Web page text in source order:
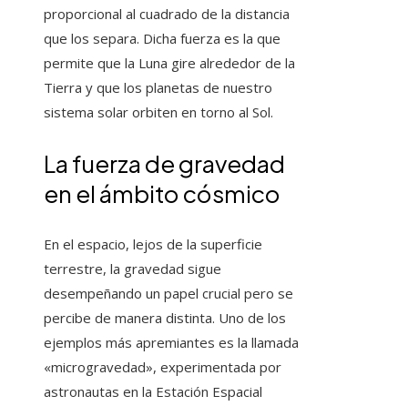
proporcional al cuadrado de la distancia
que los separa. Dicha fuerza es la que
permite que la Luna gire alrededor de la
Tierra y que los planetas de nuestro
sistema solar orbiten en torno al Sol.
La fuerza de gravedad
en el ámbito cósmico
En el espacio, lejos de la superficie
terrestre, la gravedad sigue
desempeñando un papel crucial pero se
percibe de manera distinta. Uno de los
ejemplos más apremiantes es la llamada
«microgravedad», experimentada por
astronautas en la Estación Espacial